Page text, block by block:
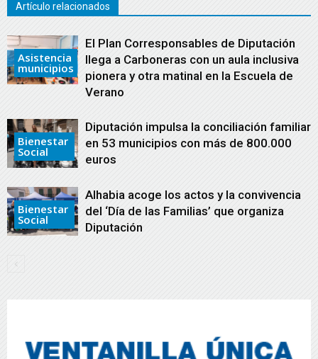
Artículo relacionados
Asistencia
municipios
El Plan Corresponsables de Diputación
llega a Carboneras con un aula inclusiva
pionera y otra matinal en la Escuela de
Verano
Bienestar
Social
Diputación impulsa la conciliación familiar
en 53 municipios con más de 800.000
euros
Bienestar
Social
Alhabia acoge los actos y la convivencia
del ‘Día de las Familias’ que organiza
Diputación